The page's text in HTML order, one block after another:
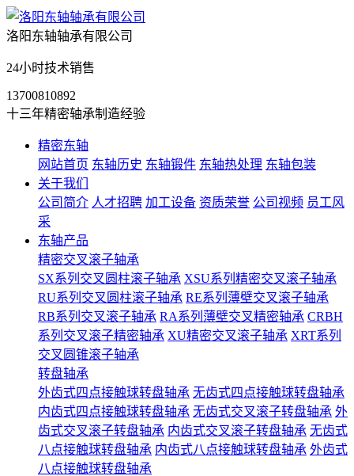
洛阳东轴轴承有限公司
24小时技术销售
13700810892
十三年精密轴承制造经验
精密东轴
网站首页 东轴历史 东轴锻件 东轴热处理 东轴包装
关于我们
公司简介 人才招聘 加工设备 资质荣誉 公司视频 员工风
采
东轴产品
精密交叉滚子轴承
SX系列交叉圆柱滚子轴承 XSU系列精密交叉滚子轴承
RU系列交叉圆柱滚子轴承 RE系列薄壁交叉滚子轴承
RB系列交叉滚子轴承 RA系列薄壁交叉精密轴承 CRBH
系列交叉滚子精密轴承 XU精密交叉滚子轴承 XRT系列
交叉圆锥滚子轴承
转盘轴承
外齿式四点接触球转盘轴承 无齿式四点接触球转盘轴承
内齿式四点接触球转盘轴承 无齿式交叉滚子转盘轴承 外
齿式交叉滚子转盘轴承 内齿式交叉滚子转盘轴承 无齿式
八点接触球转盘轴承 内齿式八点接触球转盘轴承 外齿式
八点接触球转盘轴承